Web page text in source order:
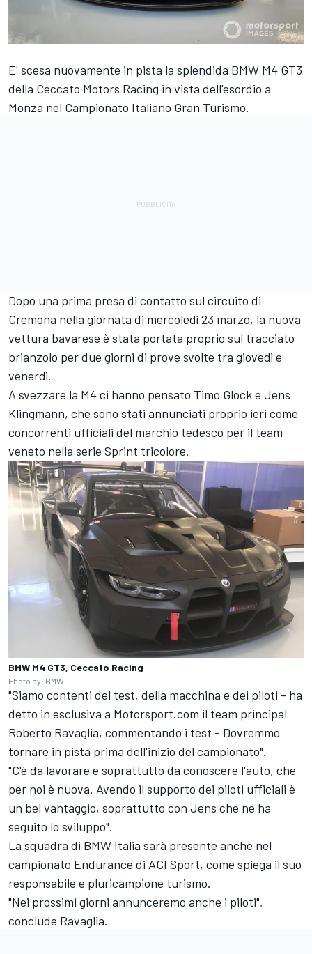
E' scesa nuovamente in pista la splendida BMW M4 GT3
della Ceccato Motors Racing in vista dell'esordio a
Monza nel Campionato Italiano Gran Turismo.
Dopo una prima presa di contatto sul circuito di
Cremona nella giornata di mercoledì 23 marzo, la nuova
vettura bavarese è stata portata proprio sul tracciato
brianzolo per due giorni di prove svolte tra giovedì e
venerdì.
A svezzare la M4 ci hanno pensato Timo Glock e Jens
Klingmann, che sono stati annunciati proprio ieri come
concorrenti ufficiali del marchio tedesco per il team
veneto nella serie Sprint tricolore.
BMW M4 GT3, Ceccato Racing
Photo by: BMW
"Siamo contenti del test, della macchina e dei piloti - ha
detto in esclusiva a Motorsport.com il team principal
Roberto Ravaglia, commentando i test - Dovremmo
tornare in pista prima dell'inizio del campionato".
"C'è da lavorare e soprattutto da conoscere l'auto, che
per noi è nuova. Avendo il supporto dei piloti ufficiali è
un bel vantaggio, soprattutto con Jens che ne ha
seguito lo sviluppo".
La squadra di BMW Italia sarà presente anche nel
campionato Endurance di ACI Sport, come spiega il suo
responsabile e pluricampione turismo.
"Nei prossimi giorni annunceremo anche i piloti",
conclude Ravaglia.